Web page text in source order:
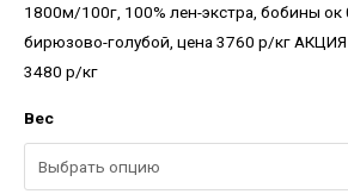
1800м/100г, 100% лен-экстра, бобины ок
бирюзово-голубой, цена 3760 р/кг
3480 р/кг
Вес